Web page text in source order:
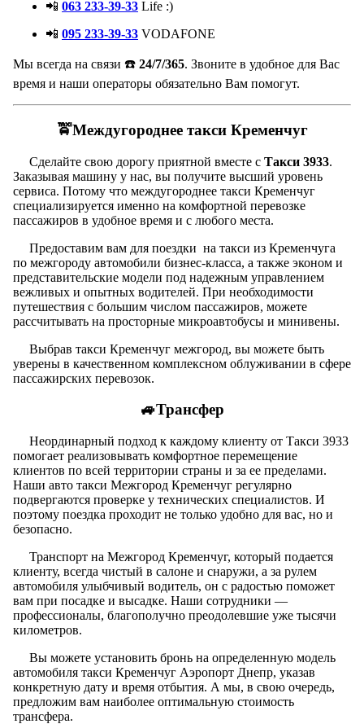
📲 063 233-39-33 Life :)
📲 095 233-39-33 VODAFONE
Мы всегда на связи ☎️ 24/7/365. Звоните в удобное для Вас
время и наши операторы обязательно Вам помогут.
🚖Междугороднее такси Кременчуг
Сделайте свою дорогу приятной вместе с Такси 3933.
Заказывая машину у нас, вы получите высший уровень
сервиса. Потому что междугороднее такси Кременчуг
специализируется именно на комфортной перевозке
пассажиров в удобное время и с любого места.
Предоставим вам для поездки на такси из Кременчуга
по межгороду автомобили бизнес-класса, а также эконом и
представительские модели под надежным управлением
вежливых и опытных водителей. При необходимости
путешествия с большим числом пассажиров, можете
рассчитывать на просторные микроавтобусы и минивены.
Выбрав такси Кременчуг межгород, вы можете быть
уверены в качественном комплексном облуживании в сфере
пассажирских перевозок.
🚙Трансфер
Неординарный подход к каждому клиенту от Такси 3933
помогает реализовывать комфортное перемещение
клиентов по всей территории страны и за ее пределами.
Наши авто такси Межгород Кременчуг регулярно
подвергаются проверке у технических специалистов. И
поэтому поездка проходит не только удобно для вас, но и
безопасно.
Транспорт на Межгород Кременчуг, который подается
клиенту, всегда чистый в салоне и снаружи, а за рулем
автомобиля улыбчивый водитель, он с радостью поможет
вам при посадке и высадке. Наши сотрудники —
профессионалы, благополучно преодолевшие уже тысячи
километров.
Вы можете установить бронь на определенную модель
автомобиля такси Кременчуг Аэропорт Днепр, указав
конкретную дату и время отбытия. А мы, в свою очередь,
предложим вам наиболее оптимальную стоимость
трансфера.